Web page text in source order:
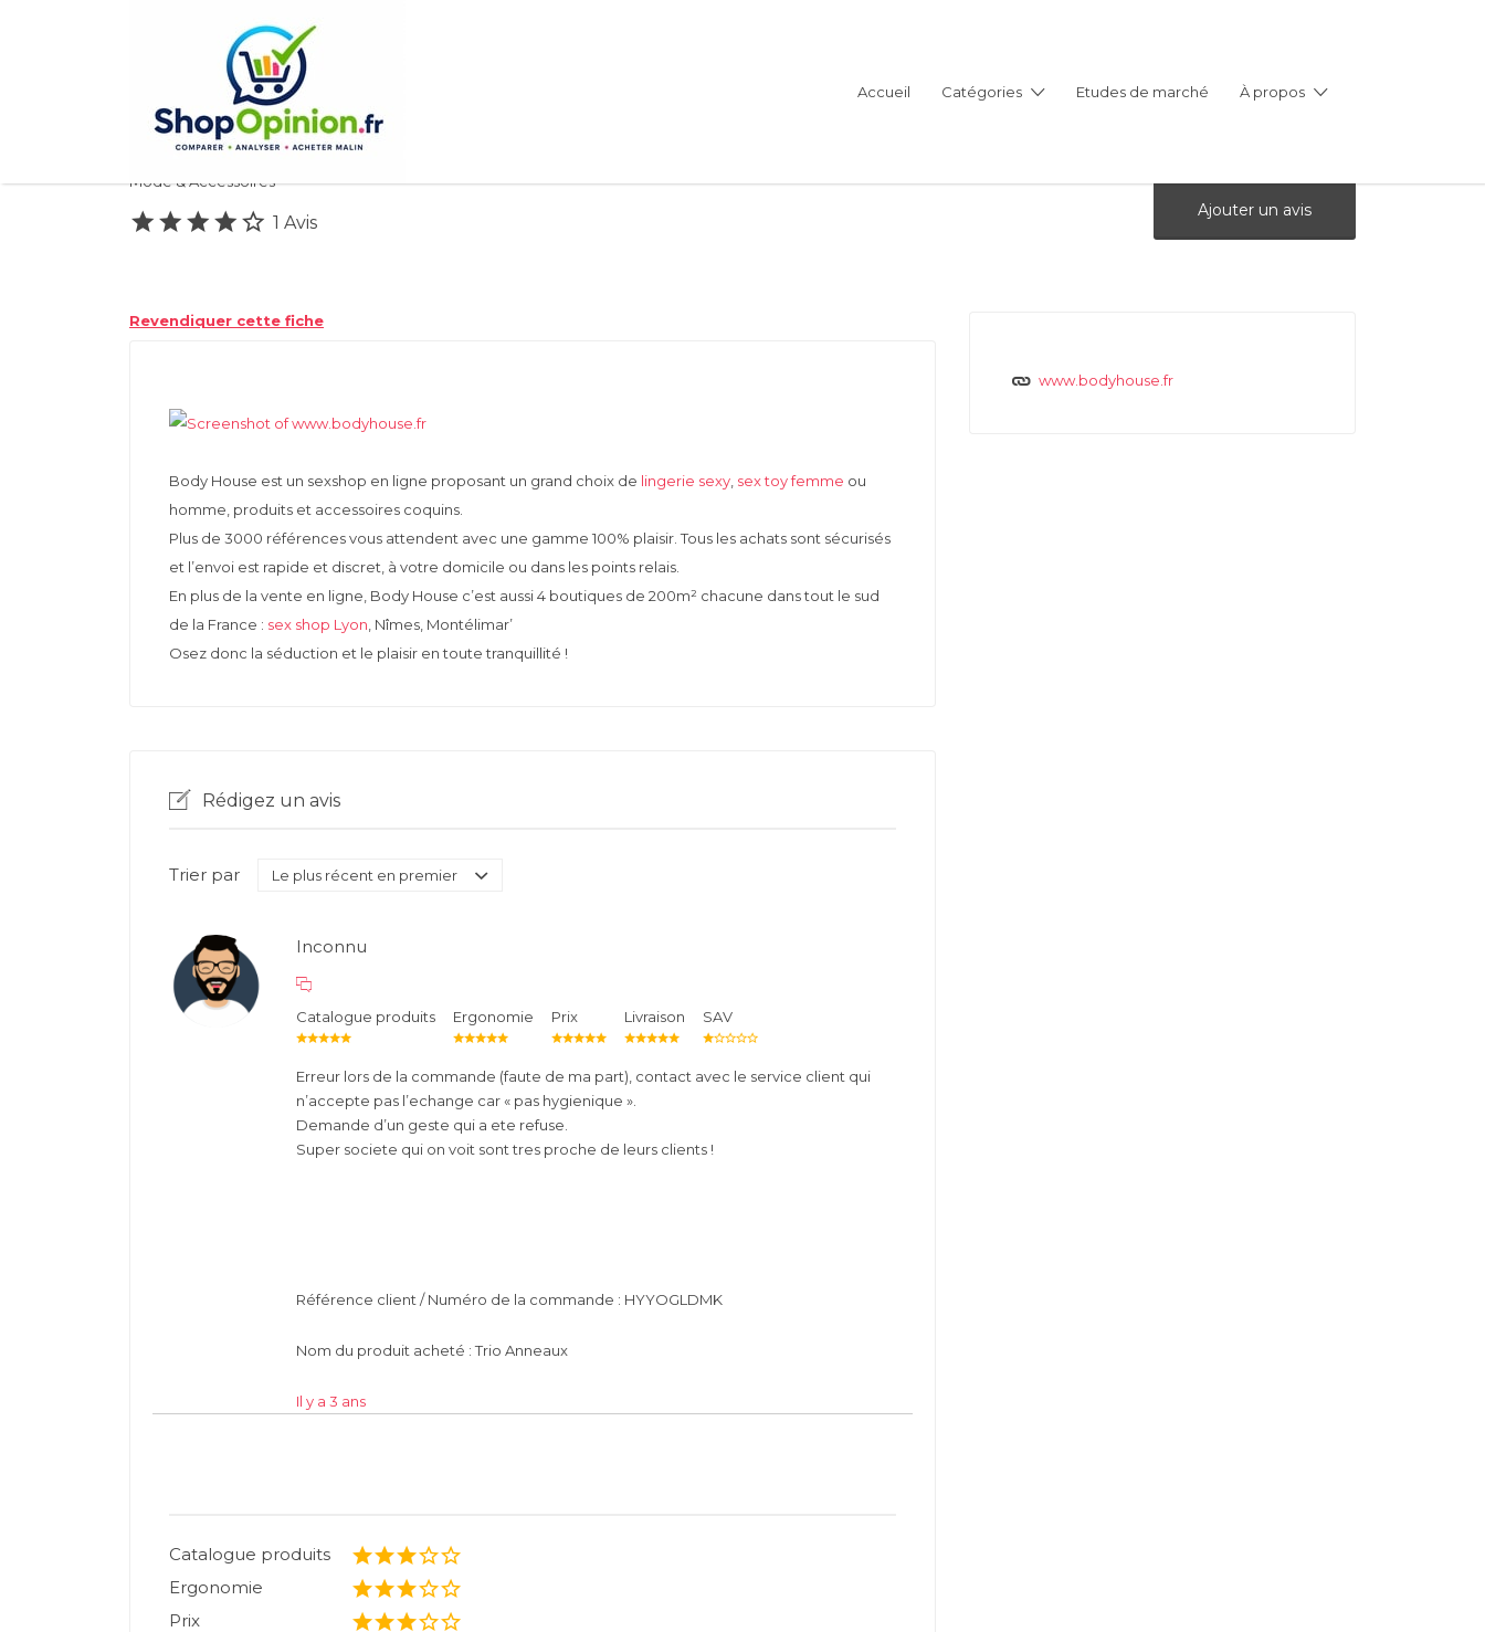
Accueil Catégories Etudes de marché À propos
Body House
Mode & Accessoires
1 Avis
Ajouter un avis
Revendiquer cette fiche
Body House est un sexshop en ligne proposant un grand choix de lingerie sexy sex toy femme ou
homme, produits et accessoires coquins.
Plus de 3000 références vous attendent avec une gamme 100% plaisir. Tous les achats sont sécurisés
et l’envoi est rapide et discret, à votre domicile ou dans les points relais.
En plus de la vente en ligne, Body House c’est aussi 4 boutiques de 200m² chacune dans tout le sud
de la France : sex shop Lyon , Nîmes, Montélimar’
Osez donc la séduction et le plaisir en toute tranquillité !
Rédigez un avis
Trier par
Inconnu
Catalogue produits Ergonomie Prix Livraison SAV
Erreur lors de la commande (faute de ma part), contact avec le service client qui
n’accepte pas l’echange car « pas hygienique ».
Demande d’un geste qui a ete refuse.
Super societe qui on voit sont tres proche de leurs clients !
Référence client / Numéro de la commande : HYYOGLDMK
Nom du produit acheté : Trio Anneaux
Il y a 3 ans
Catalogue produits
Ergonomie
Prix
www.bodyhouse.fr